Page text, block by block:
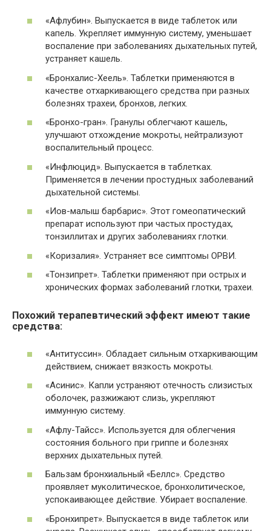
«Афлубин». Выпускается в виде таблеток или
капель. Укрепляет иммунную систему, уменьшает
воспаление при заболеваниях дыхательных путей,
устраняет кашель.
«Бронхалис-Хеель». Таблетки применяются в
качестве отхаркивающего средства при разных
болезнях трахеи, бронхов, легких.
«Бронхо-гран». Гранулы облегчают кашель,
улучшают отхождение мокроты, нейтрализуют
воспалительный процесс.
«Инфлюцид». Выпускается в таблетках.
Применяется в лечении простудных заболеваний
дыхательной системы.
«Иов-малыш барбарис». Этот гомеопатический
препарат используют при частых простудах,
тонзиллитах и других заболеваниях глотки.
«Коризалия». Устраняет все симптомы ОРВИ.
«Тонзипрет». Таблетки применяют при острых и
хронических формах заболеваний глотки, трахеи.
Похожий терапевтический эффект имеют такие
средства:
«Антитуссин». Обладает сильным отхаркивающим
действием, снижает вязкость мокроты.
«Асинис». Капли устраняют отечность слизистых
оболочек, разжижают слизь, укрепляют
иммунную систему.
«Афлу-Тайсс». Используется для облегчения
состояния больного при гриппе и болезнях
верхних дыхательных путей.
Бальзам бронхиальный «Беллс». Средство
проявляет муколитическое, бронхолитическое,
успокаивающее действие. Убирает воспаление.
«Бронхипрет». Выпускается в виде таблеток или